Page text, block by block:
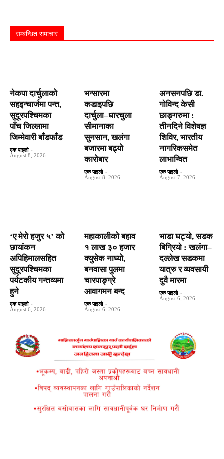
सम्बन्धित समाचार
नेकपा दार्चुलाको
सहइन्चार्जमा पन्त,
सुदूरपश्चिमका
पाँच जिल्लामा
जिम्मेवारी बाँडफाँड
एक पाइलो -
August 8, 2026
भन्सारमा
कडाइपछि
दार्चुला–धारचुला
सीमानाका
सुनसान, खलंगा
बजारमा बढ्यो
कारोबार
एक पाइलो -
August 8, 2026
अनसनपछि डा.
गोविन्द केसी
छाङ्गरुमा :
तीनदिने विशेषज्ञ
शिविर, भारतीय
नागरिकसमेत
लाभान्वित
एक पाइलो -
August 7, 2026
‘ए मेरो हजुर ५’ को
छायांकन
अपिहिमालसहित
सुदूरपश्चिमका
पर्यटकीय गन्तव्यमा
हुने
एक पाइलो -
August 6, 2026
महाकालीको बहाव
१ लाख ३० हजार
क्युसेक नाघ्यो,
बनवासा पुलमा
चारपाङ्ग्रे
आवागमन बन्द
एक पाइलो -
August 6, 2026
भाडा घट्यो, सडक
बिग्रियो : खलंगा–
दल्लेख सडकमा
यात्रु र व्यवसायी
दुवै मारमा
एक पाइलो -
August 6, 2026